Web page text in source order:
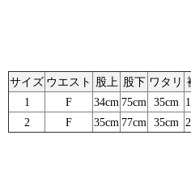
サイズ ウエスト 股上 股下 ワタリ
1
F 34cm 75cm 35cm
2
F 35cm 77cm 35cm